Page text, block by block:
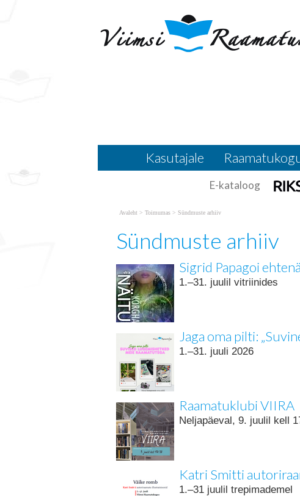
Kasutajale
E-kataloog
Avaleht > Toimumas > Sündmuste arhiiv
Sündmuste arhiiv
Sigrid Papagoi
1.–31. juulil vitriinides
Jaga oma pilti:
1.–31. juuli 2026
Raamatuklubi VIIRA
Neljapäeval, 9. juulil kell
Katri Smitti
1.–31 juulil trepimademel